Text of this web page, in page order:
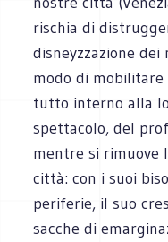
rischia di
disneyzzazione
modo di
tutto interno alla
spettacolo, del
mentre si rimuove
città: con i suoi
periferie, il suo
sacche di